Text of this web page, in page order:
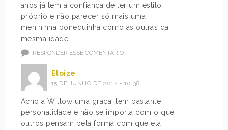
anos já tem a confiança de ter um estilo
próprio e não parecer só mais uma
menininha bonequinha como as outras da
mesma idade.
RESPONDER ESSE COMENTÁRIO
Eloize
15 DE JUNHO DE 2012 - 10:38
Acho a Willow uma graça, tem bastante
personalidade e não se importa com o que
outros pensam pela forma com que ela